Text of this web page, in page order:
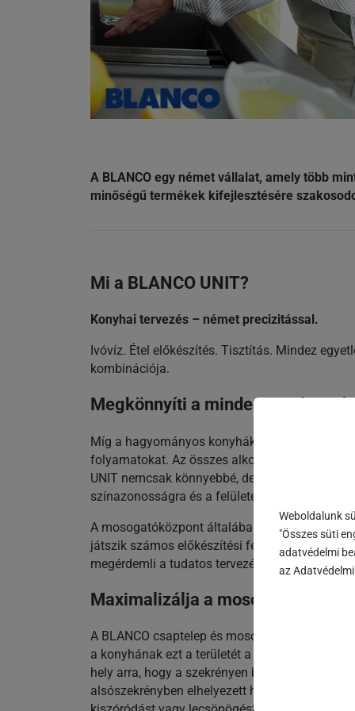
Weboldalunk
"Összes süti
adatvédelmi
az
A BLANCO egy német vállalat, amely több
minőségű termékek kifejlesztésére
Mi a BLANCO UNIT?
Konyhai tervezés – német precizitással.
Ivóvíz. Étel előkészítés. Tisztítás. Mindez
kombinációja.
Megkönnyíti a mindennapokat a
Míg a hagyományos konyhák több szeparált
folyamatokat. Az összes alkotóelemet
UNIT nemcsak könnyebbé, de stílusosabbá is
színazonosságra és a felületek harmóniájára.
A mosogatóközpont általában a konyha
játszik számos előkészítési feladat során, az
megérdemli a tudatos tervezést és kialakítást,
Maximalizálja a
A BLANCO csaptelep és mosogató
a konyhának ezt a területét a legjobban
hely arra, hogy a szekrényen belül rendet
alsószekrényben elhelyezett hulladéktároló